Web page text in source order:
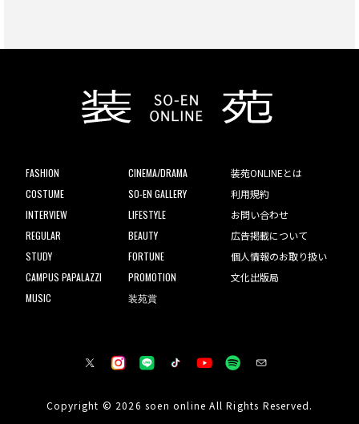
FASHION
COSTUME
INTERVIEW
REGULAR
STUDY
CAMPUS PAPALAZZI
MUSIC
CINEMA/DRAMA
SO-EN GALLERY
LIFESTYLE
BEAUTY
FORTUNE
PROMOTION
装苑賞
装苑ONLINEとは
利用規約
お問い合わせ
広告掲載について
個人情報のお取り扱い
文化出版局
Copyright © 2026 soen online All Rights Reserved.